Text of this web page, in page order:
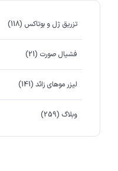
تزریق ژل و بوتاکس (118)
فشیال صورت (21)
لیزر موهای زائد (141)
وبلاگ (259)